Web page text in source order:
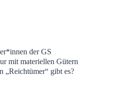
der GS
mit materiellen Gütern
„Reichtümer“ gibt es?